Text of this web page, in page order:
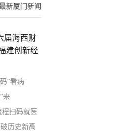
新厦门新闻
届海西财
建创新经
”看病
来
扫码就医
历史新高